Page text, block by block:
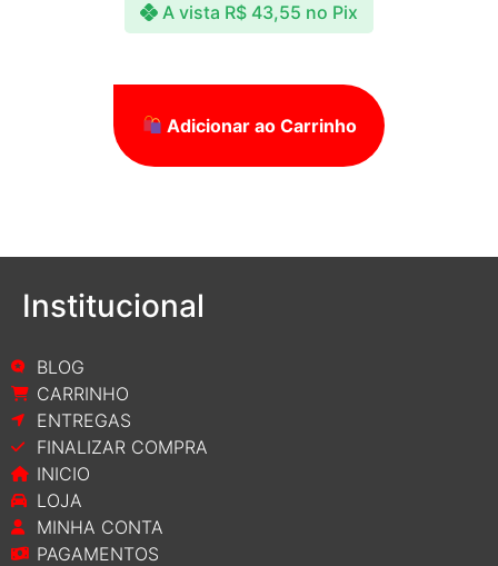
A vista R$ 43,55 no Pix
Adicionar ao Carrinho
Institucional
BLOG
CARRINHO
ENTREGAS
FINALIZAR COMPRA
INICIO
LOJA
MINHA CONTA
PAGAMENTOS